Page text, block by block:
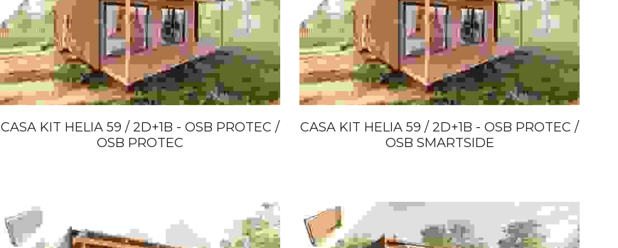
CASA KIT HELIA 59 / 2D+1B - OSB PROTEC /
OSB PROTEC
CASA KIT HELIA 59 / 2D+1B - OSB PROTEC /
OSB SMARTSIDE